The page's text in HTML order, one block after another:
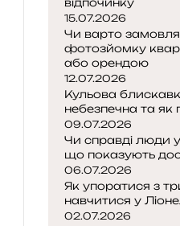
15.07.2026
Чи варто
фотозйомку
або орендою
12.07.2026
Кульова
небезпечна та як
09.07.2026
Чи справді люди
що показують
06.07.2026
Як упоратися з
навчитися у
02.07.2026